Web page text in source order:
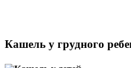
Кашель у грудного